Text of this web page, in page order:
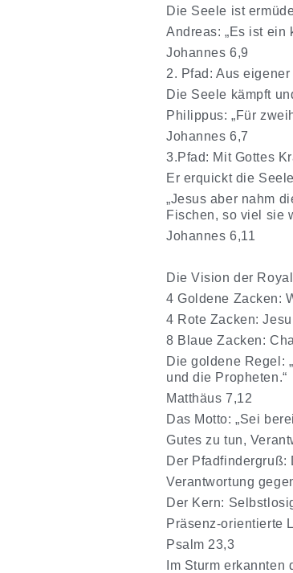
Die Seele ist
Andreas: „Es ist ein
Johannes 6,9
2. Pfad: Aus eigener
Die Seele kämpft
Philippus: „Für
Johannes 6,7
3.Pfad: Mit Gottes
Er erquickt die
„Jesus aber nahm
Fischen, so viel sie
Johannes 6,11
Die Vision der
4 Goldene Zacken:
4 Rote Zacken:
8 Blaue Zacken:
Die goldene Regel:
und die Propheten.“
Matthäus 7,12
Das Motto: „Sei
Gutes zu tun,
Der Pfadfindergruß:
Verantwortung
Der Kern:
Präsenz-orientierte
Psalm 23,3
Im Sturm